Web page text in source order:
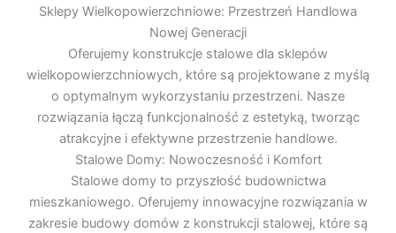
Sklepy Wielkopowierzchniowe: Przestrzeń Handlowa
Nowej Generacji
Oferujemy konstrukcje stalowe dla sklepów
wielkopowierzchniowych, które są projektowane z myślą
o optymalnym wykorzystaniu przestrzeni. Nasze
rozwiązania łączą funkcjonalność z estetyką, tworząc
atrakcyjne i efektywne przestrzenie handlowe.
Stalowe Domy: Nowoczesność i Komfort
Stalowe domy to przyszłość budownictwa
mieszkaniowego. Oferujemy innowacyjne rozwiązania w
zakresie budowy domów z konstrukcji stalowej, które są